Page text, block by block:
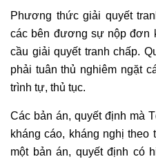
Phương thức giải quyết
các bên đương sự nộp đơn
cầu giải quyết tranh chấp.
phải tuân thủ nghiêm ngặt
trình tự, thủ tục.
Các bản án, quyết định mà
kháng cáo, kháng nghị
một bản án, quyết định có